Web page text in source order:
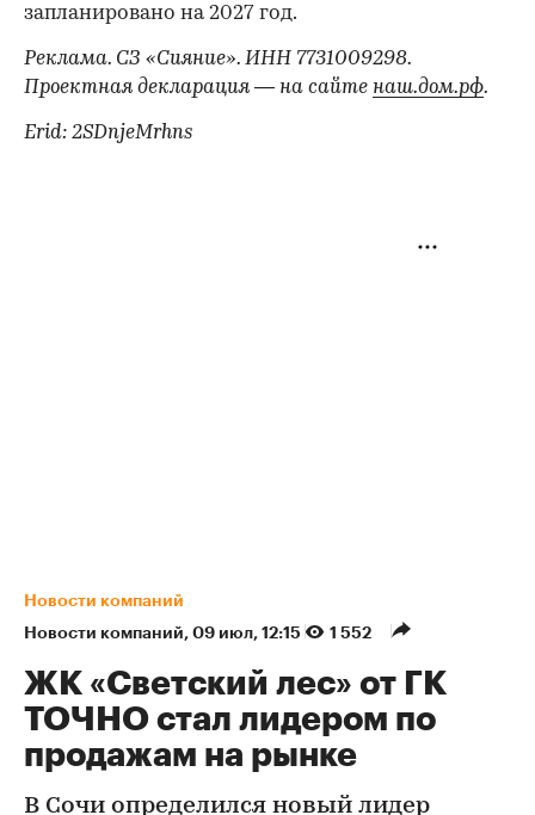
запланировано на 2027 год.
Реклама. СЗ «Сияние». ИНН 7731009298.
Проектная декларация — на сайте наш.дом.рф.
Erid: 2SDnjeMrhns
Новости компаний
Новости компаний⁠, 09 июл, 12:15 1 552
ЖК «Светский лес» от ГК
ТОЧНО стал лидером по
продажам на рынке
В Сочи определился новый лидер